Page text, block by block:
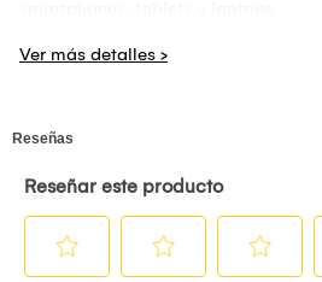
Especificaciones
• Alcance inalámbrico: Hasta 8
• Autonomía: 6–10 horas (según
• Controles: Botones integrados en
• Funciones: Música y llamadas
• Compatibilidad: Android, iOS,